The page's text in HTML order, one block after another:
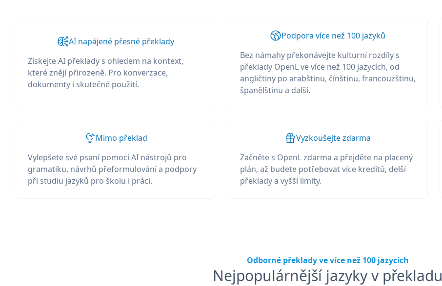
AI napájené přesné překlady
Získejte AI překlady s ohledem na kontext,
které znějí přirozeně. Pro konverzace,
dokumenty i skutečné použití.
Podpora více než 100 jazyků
Bez námahy překonávejte kulturní rozdíly s
překlady OpenL ve více než 100 jazycích, od
angličtiny po arabštinu, čínštinu, francouzštinu,
španělštinu a další.
Mimo překlad
Vylepšete své psaní pomocí AI nástrojů pro
gramatiku, návrhů přeformulování a podpory
při studiu jazyků pro školu i práci.
Vyzkoušejte zdarma
Začněte s OpenL zdarma a přejděte na placený
plán, až budete potřebovat více kreditů, delší
překlady a vyšší limity.
Odborné překlady ve více než 100 jazycích
Nejpopulárnější jazyky v překladu